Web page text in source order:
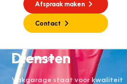
Afspraak maken
Contact
Homepage
Diensten
Vakgarage staat voor kwaliteit